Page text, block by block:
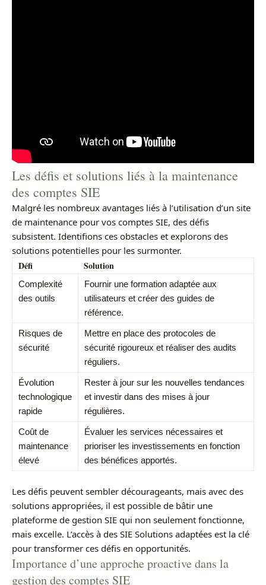
Les défis et solutions liés à la maintenance
des comptes SIE
Malgré les nombreux avantages liés à l’utilisation d’un site
de maintenance pour vos comptes SIE, des défis
subsistent. Identifions ces obstacles et explorons des
solutions potentielles pour les surmonter.
Défi Solution
Complexité
des outils
Fournir une formation adaptée aux
utilisateurs et créer des guides de
référence.
Risques de
sécurité
Mettre en place des protocoles de
sécurité rigoureux et réaliser des audits
réguliers.
Évolution
technologique
rapide
Rester à jour sur les nouvelles tendances
et investir dans des mises à jour
régulières.
Coût de
maintenance
élevé
Évaluer les services nécessaires et
prioriser les investissements en fonction
des bénéfices apportés.
Les défis peuvent sembler décourageants, mais avec des
solutions appropriées, il est possible de bâtir une
plateforme de gestion SIE qui non seulement fonctionne,
mais excelle. L’accès à des SIE Solutions adaptées est la clé
pour transformer ces défis en opportunités.
Importance d’une approche proactive dans la
gestion des comptes SIE